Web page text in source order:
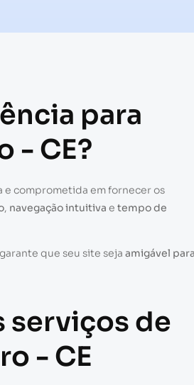
para
- CE?
comprometida em fornecer os
, navegação intuitiva e tempo de
garante que seu site seja amigável
serviços de
- CE